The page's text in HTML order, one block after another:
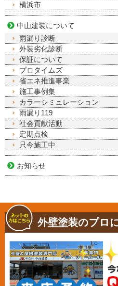
横浜市
中山建装について
雨漏り診断
外装劣化診断
保証について
プロタイムズ
省エネ推進事業
施工事例集
カラーシミュレーション
雨漏り119
社会貢献活動
定期点検
只今施工中
お知らせ
外壁塗装のプロ